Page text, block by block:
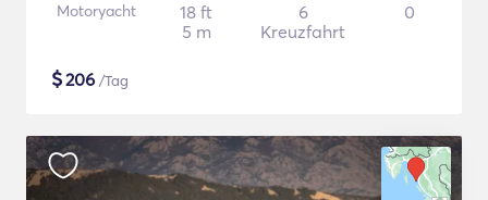
Motoryacht
18 ft
5 m
6
Kreuzfahrt
0
$206 /Tag